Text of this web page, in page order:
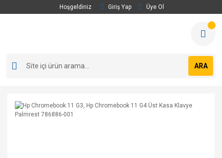
Hoşgeldiniz Giriş Yap Üye Ol
ARA